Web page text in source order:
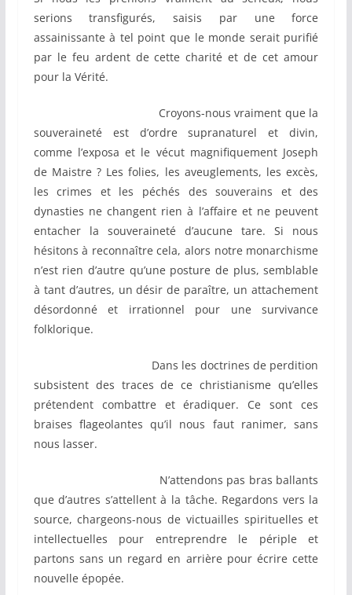
serions transfigurés, saisis par une force
assainissante à tel point que le monde serait purifié
par le feu ardent de cette charité et de cet amour
pour la Vérité.
Croyons-nous vraiment que la
souveraineté est d’ordre supranaturel et divin,
comme l’exposa et le vécut magnifiquement Joseph
de Maistre ? Les folies, les aveuglements, les excès,
les crimes et les péchés des souverains et des
dynasties ne changent rien à l’affaire et ne peuvent
entacher la souveraineté d’aucune tare. Si nous
hésitons à reconnaître cela, alors notre monarchisme
n’est rien d’autre qu’une posture de plus, semblable
à tant d’autres, un désir de paraître, un attachement
désordonné et irrationnel pour une survivance
folklorique.
Dans les doctrines de perdition
subsistent des traces de ce christianisme qu’elles
prétendent combattre et éradiquer. Ce sont ces
braises flageolantes qu’il nous faut ranimer, sans
nous lasser.
N’attendons pas bras ballants
que d’autres s’attellent à la tâche. Regardons vers la
source, chargeons-nous de victuailles spirituelles et
intellectuelles pour entreprendre le périple et
partons sans un regard en arrière pour écrire cette
nouvelle épopée.